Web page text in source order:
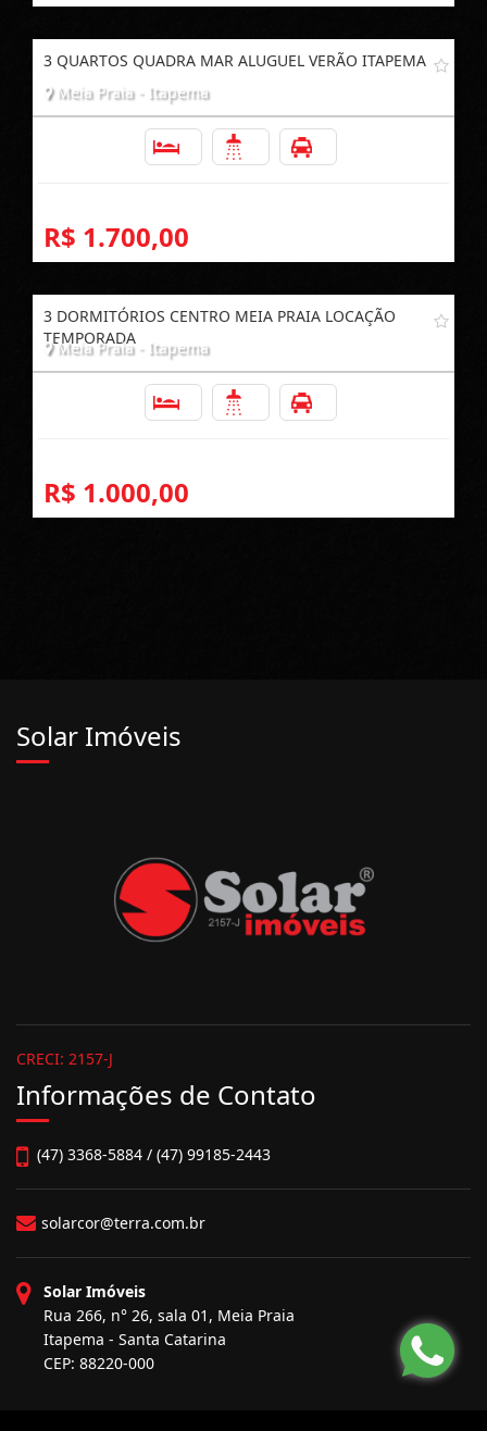
3 QUARTOS QUADRA MAR ALUGUEL VERÃO ITAPEMA
Meia Praia - Itapema
R$ 1.700,00
3 DORMITÓRIOS CENTRO MEIA PRAIA LOCAÇÃO
TEMPORADA
Meia Praia - Itapema
R$ 1.000,00
Solar Imóveis
CRECI: 2157-J
Informações de Contato
(47) 3368-5884 / (47) 99185-2443
solarcor@terra.com.br
Solar Imóveis
Rua 266, n° 26, sala 01, Meia Praia
Itapema - Santa Catarina
CEP: 88220-000